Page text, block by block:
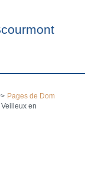
Pages de Dom
en